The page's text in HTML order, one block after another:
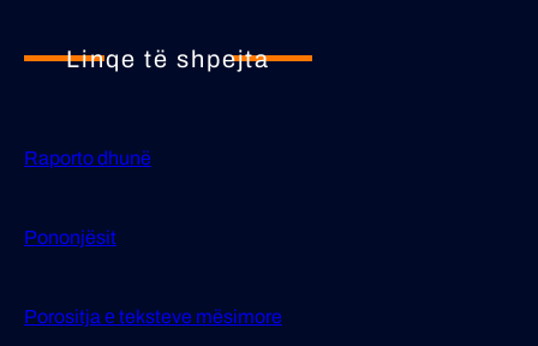
Linqe të shpejta
Raporto dhunë
Pononjësit
Porositja е teksteve mësimore